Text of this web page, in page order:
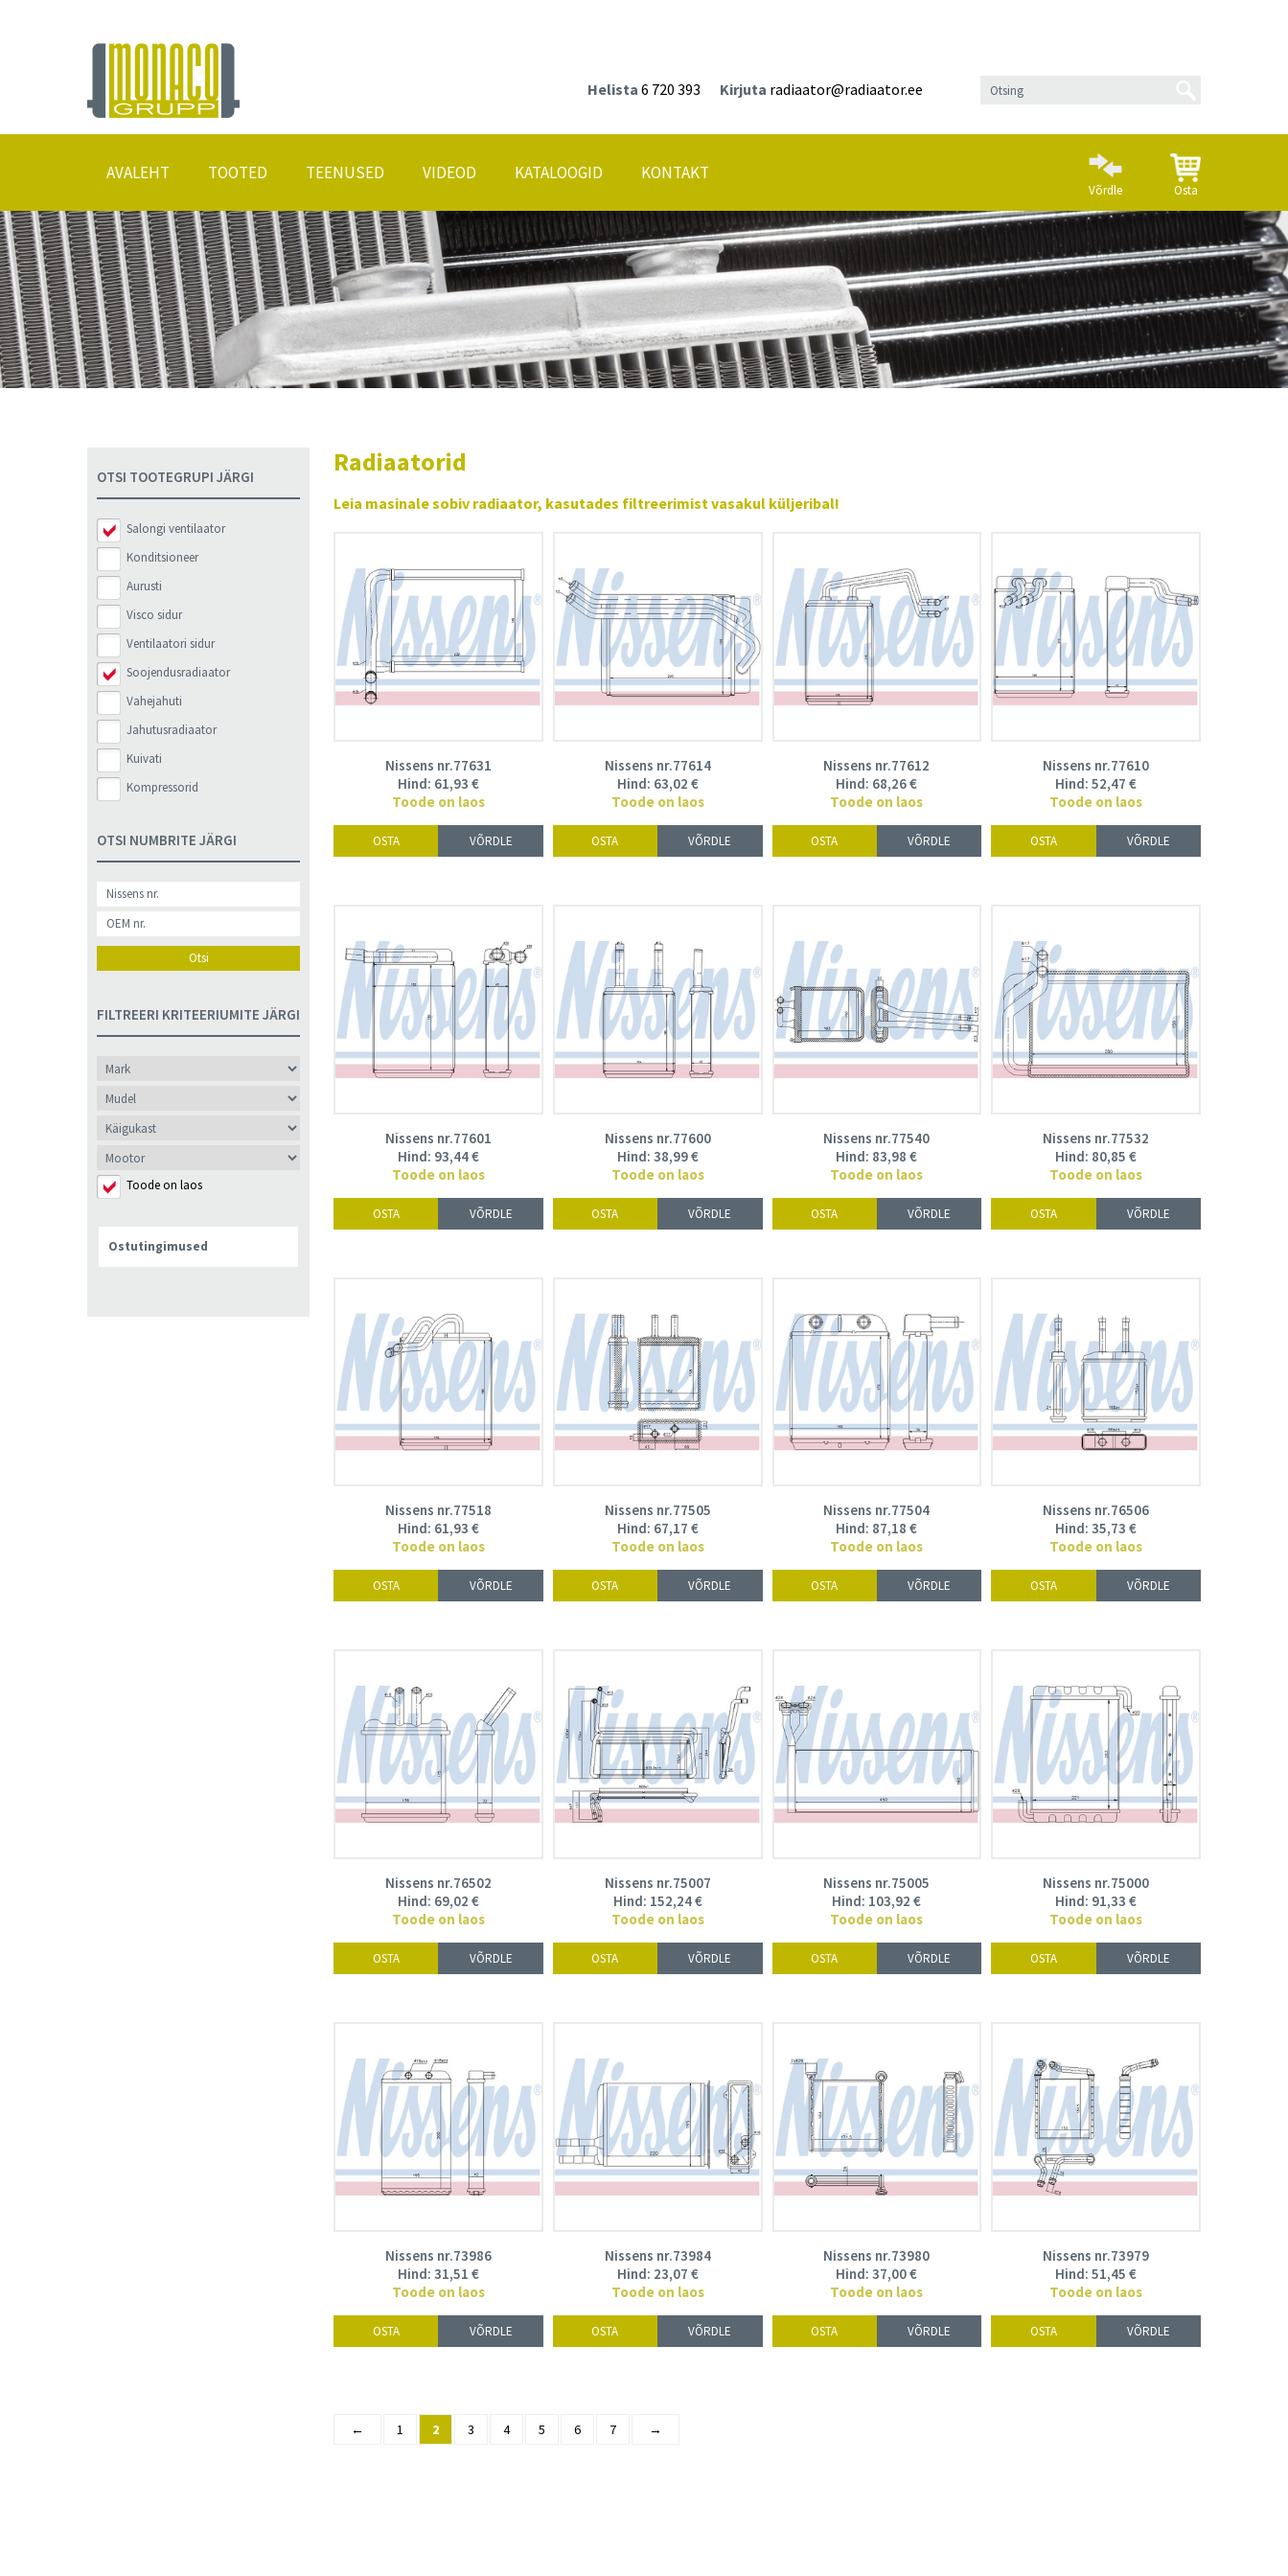
Helista 6 720 393 Kirjuta radiaator@radiaator.ee
AVALEHT TOOTED
Radiaatorid
Erimõõdulised konditsioneerid ja kaloriiferid
Konditsioneeri hooldustarvikud
Konditsioneerikeemia
TEENUSED
Remonttööd
Eritellimusel radiaatorid
Keevitustööd
Konditsioneeride täitmine
VIDEOD KATALOOGID KONTAKT
Asukoht kaardil
Osta
Võrdle
OTSI TOOTEGRUPI JÄRGI
Salongi ventilaator
Konditsioneer
Aurusti
Visco sidur
Ventilaatori sidur
Soojendusradiaator
Vahejahuti
Jahutusradiaator
Kuivati
Kompressorid
OTSI NUMBRITE JÄRGI
Otsi
FILTREERI KRITEERIUMITE JÄRGI
Toode on laos
Ostutingimused
Radiaatorid
Leia masinale sobiv radiaator, kasutades filtreerimist vasakul küljeribal!
Nissens nr.77631
Hind: 61,93 €
Toode on laos
OSTA VÕRDLE
Nissens nr.77614
Hind: 63,02 €
Toode on laos
OSTA VÕRDLE
Nissens nr.77612
Hind: 68,26€
Toode on laos
OSTA VÕRDLE
Nissens nr.77610
Hind:52,47 €
Toode on laos
OSTA VÕRDLE
Nissens nr.77601
Hind: 93,44€
Toode on laos
OSTA VÕRDLE
Nissens nr.77600
Hind: 38,99€
Toode on laos
OSTA VÕRDLE
Nissens nr.77540
Hind: 83,98 €
Toode on laos
OSTA VÕRDLE
Nissens nr.77532
Hind: 80,85 €
Toode on laos
OSTA VÕRDLE
Nissens nr.77518
Hind: 61,93 €
Toode on laos
OSTA VÕRDLE
Nissens nr.77505
Hind: 67,17 €
Toode on laos
OSTA VÕRDLE
Nissens nr.77504
Hind: 87,18 €
Toode on laos
OSTA VÕRDLE
Nissens nr.76506
Hind:35,73 €
Toode on laos
OSTA VÕRDLE
Nissens nr.76502
Hind: 69,02 €
Toode on laos
OSTA VÕRDLE
Nissens nr.75007
Hind: 152,24€
Toode on laos
OSTA VÕRDLE
Nissens nr.75005
Hind: 103,92 €
Toode on laos
OSTA VÕRDLE
Nissens nr.75000
Hind: 91,33 €
Toode on laos
OSTA VÕRDLE
Nissens nr.73986
Hind: 31,51 €
Toode on laos
OSTA VÕRDLE
Nissens nr.73984
Hind: 23,07 €
Toode on laos
OSTA VÕRDLE
Nissens nr.73980
Hind:37,00€
Toode on laos
OSTA VÕRDLE
Nissens nr.73979
Hind:51,45 €
Toode on laos
OSTA VÕRDLE
← 1 2 3 4 5 6 7 →